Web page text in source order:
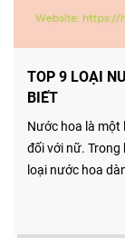
TOP 9 LOẠI
BIẾT
Nước hoa là một
đối với nữ. Trong
loại nước hoa